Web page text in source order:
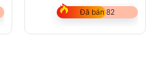
Đã bán 82